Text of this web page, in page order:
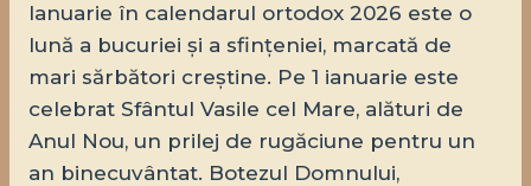
Ianuarie în calendarul ortodox 2026 este o
lună a bucuriei și a sfințeniei, marcată de
mari sărbători creștine. Pe 1 ianuarie este
celebrat Sfântul Vasile cel Mare, alături de
Anul Nou, un prilej de rugăciune pentru un
an binecuvântat. Botezul Domnului,